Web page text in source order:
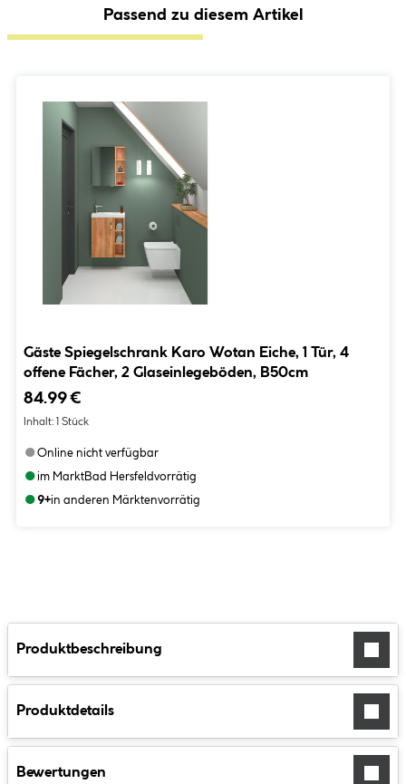
Passend zu diesem Artikel
Gäste Spiegelschrank Karo Wotan Eiche, 1 Tür, 4
offene Fächer, 2 Glaseinlegeböden, B50cm
84.99 €
Inhalt: 1 Stück
●Online nicht verfügbar
●im MarktBad Hersfeldvorrätig
●9+in anderen Märktenvorrätig
Produktbeschreibung
Produktdetails
Bewertungen